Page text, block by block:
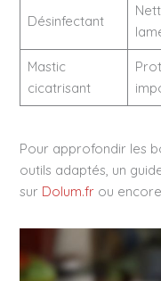
Désinfectant
Mastic
cicatrisant
Pour approfondir les
outils adaptés, un
sur Dolum.fr ou encore